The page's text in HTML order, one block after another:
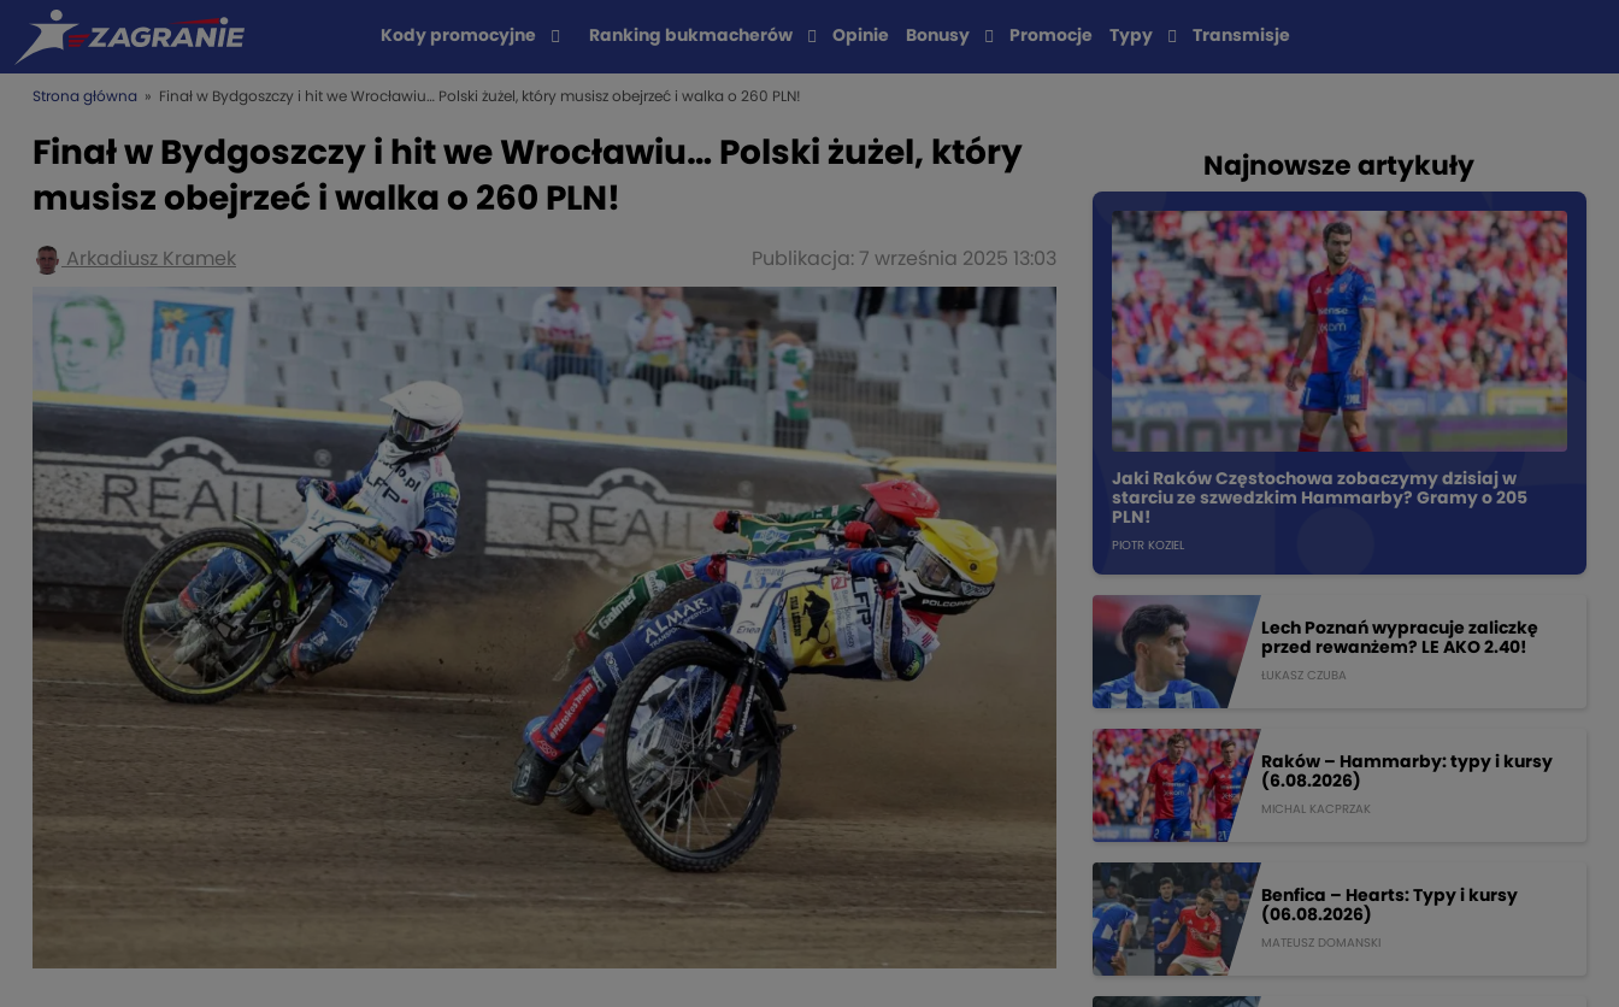
Kody promocyjne Ranking bukmacherów Opinie Bonusy Promocje Typy Transmisje
Strona główna » Finał w Bydgoszczy i hit we Wrocławiu… Polski żużel, który musisz obejrzeć i walka o 260 PLN!
Finał w Bydgoszczy i hit we Wrocławiu… Polski żużel, który
musisz obejrzeć i walka o 260 PLN!
Arkadiusz Kramek Publikacja: 7 września 2025 13:03
Najnowsze artykuły
Jaki Raków Częstochowa zobaczymy dzisiaj w
starciu ze szwedzkim Hammarby? Gramy o 205
PLN!
PIOTR KOZIEL
Lech Poznań wypracuje zaliczkę
przed rewanżem? LE AKO 2.40!
ŁUKASZ CZUBA
Raków – Hammarby: typy i kursy
(6.08.2026)
MICHAL KACPRZAK
Benfica – Hearts: Typy i kursy
(06.08.2026)
MATEUSZ DOMANSKI